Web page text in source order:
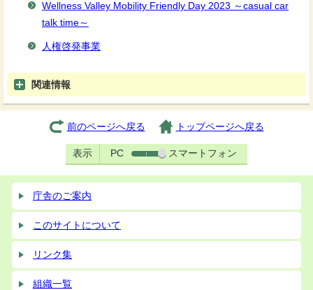
Wellness Valley Mobility Friendly Day 2023 ～casual car
talk time～
人権啓発事業
関連情報
前のページへ戻る トップページへ戻る
表示 PC スマートフォン
庁舎のご案内
このサイトについて
リンク集
組織一覧